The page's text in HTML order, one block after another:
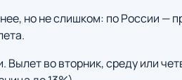
но не слишком: по России —
Вылет во вторник, среду или